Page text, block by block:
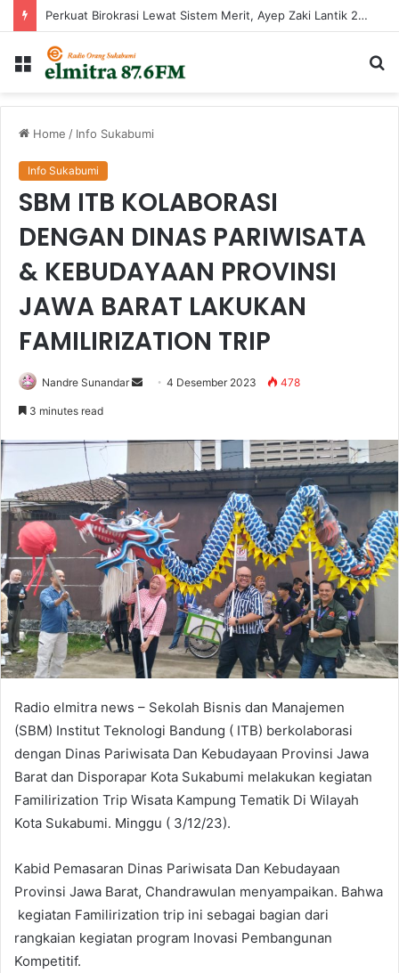
Audiensi dan Dialog Kebijakan Penguatan Mutu Pendidikan di Kabupaten Sukabumi
Menu
Home / Info Sukabumi
Info Sukabumi
SBM ITB KOLABORASI
DENGAN DINAS PARIWISATA
& KEBUDAYAAN PROVINSI
JAWA BARAT LAKUKAN
FAMILIRIZATION TRIP
Nandre Sunandar
Send4 Desember 2023 478
3 minutes read
Radio elmitra news – Sekolah Bisnis dan Manajemen
(SBM) Institut Teknologi Bandung ( ITB) berkolaborasi
dengan Dinas Pariwisata Dan Kebudayaan Provinsi Jawa
Barat dan Disporapar Kota Sukabumi melakukan kegiatan
Familirization Trip Wisata Kampung Tematik Di Wilayah
Kota Sukabumi. Minggu ( 3/12/23).
Kabid Pemasaran Dinas Pariwisata Dan Kebudayaan
Provinsi Jawa Barat, Chandrawulan menyampaikan. Bahwa
kegiatan Familirization trip ini sebagai bagian dari
rangkaian kegiatan program Inovasi Pembangunan
Kompetitif.